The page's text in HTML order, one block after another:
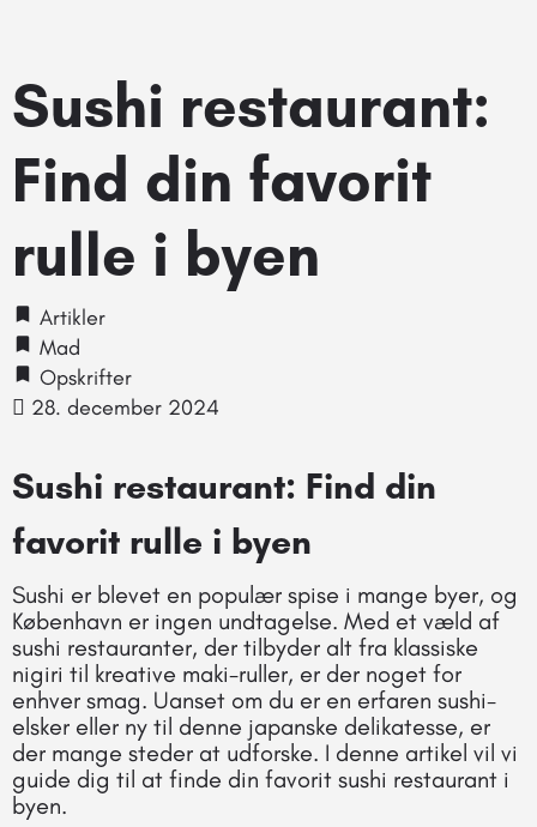
Sushi restaurant:
Find din favorit
rulle i byen
Artikler
Mad
Opskrifter
28. december 2024
Sushi restaurant: Find din
favorit rulle i byen
Sushi er blevet en populær spise i mange byer, og
København er ingen undtagelse. Med et væld af
sushi restauranter, der tilbyder alt fra klassiske
nigiri til kreative maki-ruller, er der noget for
enhver smag. Uanset om du er en erfaren sushi-
elsker eller ny til denne japanske delikatesse, er
der mange steder at udforske. I denne artikel vil vi
guide dig til at finde din favorit sushi restaurant i
byen.